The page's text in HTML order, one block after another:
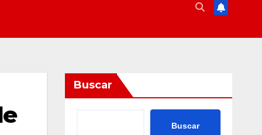
Buscar
Buscar